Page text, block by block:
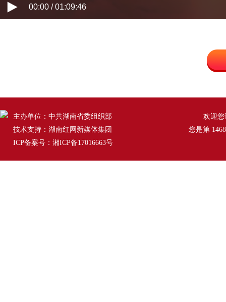
00:00 / 01:09:46
主办单位：中共湖南省委组织部
技术支持：湖南红网新媒体集团
ICP备案号：湘ICP备17016663号
欢迎您
您是第